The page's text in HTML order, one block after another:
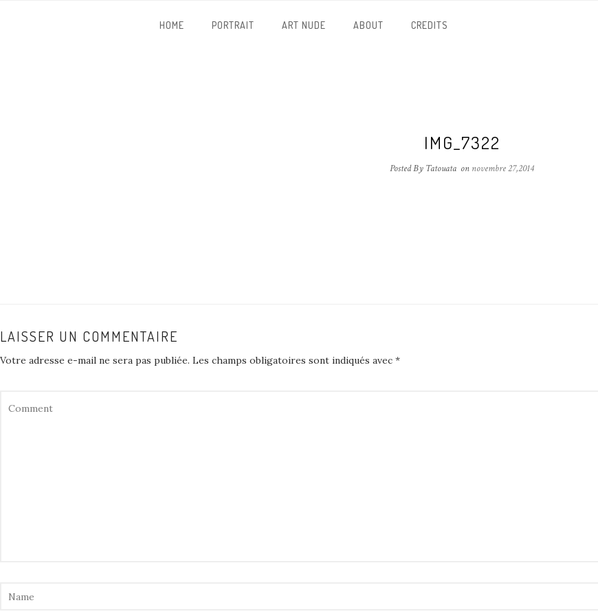
HOME PORTRAIT ART NUDE ABOUT CREDITS
IMG_7322
Posted By Tatouata on novembre 27,2014
LAISSER UN COMMENTAIRE
Votre adresse e-mail ne sera pas publiée. Les champs obligatoires sont indiqués avec *